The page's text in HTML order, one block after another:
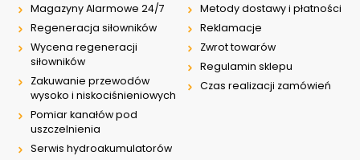
100L
250L
40L
20L
30L
Magazyny Alarmowe 24/7
Regeneracja siłowników
Wycena regeneracji
siłowników
Zakuwanie przewodów
wysoko i niskociśnieniowych
Pomiar kanałów pod
uszczelnienia
Serwis hydroakumulatorów
Metody dostawy i płatności
Reklamacje
Zwrot towarów
Regulamin sklepu
Czas realizacji zamówień